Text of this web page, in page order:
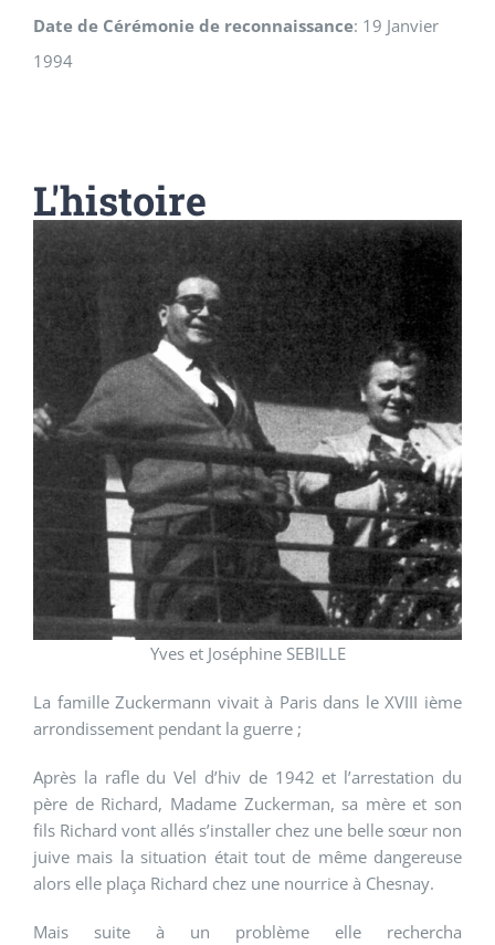
Date de Cérémonie de reconnaissance: 19 Janvier
1994
L'histoire
Yves et Joséphine SEBILLE
La famille Zuckermann vivait à Paris dans le XVIII ième
arrondissement pendant la guerre ;
Après la rafle du Vel d’hiv de 1942 et l’arrestation du
père de Richard, Madame Zuckerman, sa mère et son
fils Richard vont allés s’installer chez une belle sœur non
juive mais la situation était tout de même dangereuse
alors elle plaça Richard chez une nourrice à Chesnay.
Mais suite à un problème elle rechercha